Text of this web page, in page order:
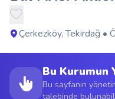
Şehirler
Duyurular
Çerkezköy, Tekirdağ •
Bu Kurumun
Bu sayfanın
talebinde